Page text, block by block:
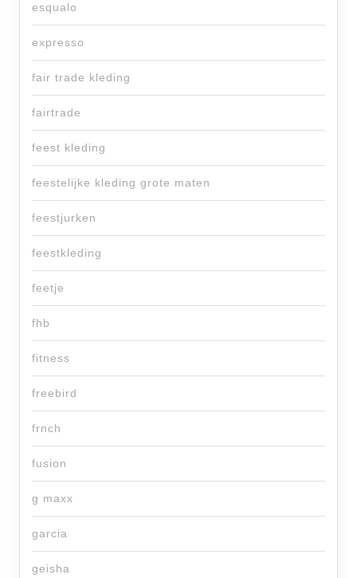
esqualo
expresso
fair trade kleding
fairtrade
feest kleding
feestelijke kleding grote maten
feestjurken
feestkleding
feetje
fhb
fitness
freebird
frnch
fusion
g maxx
garcia
geisha